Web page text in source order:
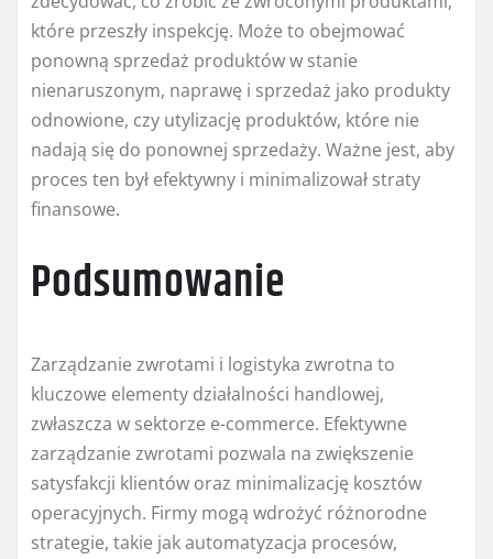
które przeszły inspekcję. Może to obejmować
ponowną sprzedaż produktów w stanie
nienaruszonym, naprawę i sprzedaż jako produkty
odnowione, czy utylizację produktów, które nie
nadają się do ponownej sprzedaży. Ważne jest, aby
proces ten był efektywny i minimalizował straty
finansowe.
Podsumowanie
Zarządzanie zwrotami i logistyka zwrotna to
kluczowe elementy działalności handlowej,
zwłaszcza w sektorze e-commerce. Efektywne
zarządzanie zwrotami pozwala na zwiększenie
satysfakcji klientów oraz minimalizację kosztów
operacyjnych. Firmy mogą wdrożyć różnorodne
strategie, takie jak automatyzacja procesów,